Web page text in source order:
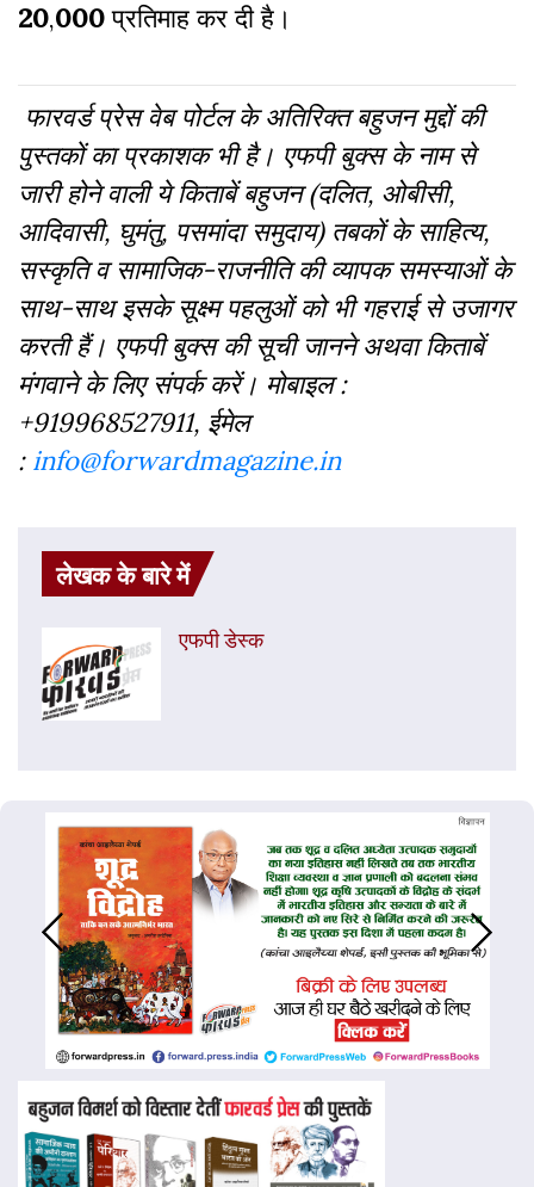
20,000प्रतिमाह कर दी है।
फारवर्ड प्रेस वेब पोर्टल के अतिरिक्‍त बहुजन मुद्दों की
पुस्‍तकों का प्रकाशक भी है। एफपी बुक्‍स के नाम से
जारी होने वाली ये किताबें बहुजन (दलित, ओबीसी,
आदिवासी, घुमंतु, पसमांदा समुदाय) तबकों के साहित्‍य,
सस्‍क‍ृति व सामाजिक-राजनीति की व्‍यापक समस्‍याओं के
साथ-साथ इसके सूक्ष्म पहलुओं को भी गहराई से उजागर
करती हैं। एफपी बुक्‍स की सूची जानने अथवा किताबें
मंगवाने के लिए संपर्क करें। मोबाइल :
+919968527911, ईमेल
: info@forwardmagazine.in
लेखक के बारे में
एफपी डेस्‍क